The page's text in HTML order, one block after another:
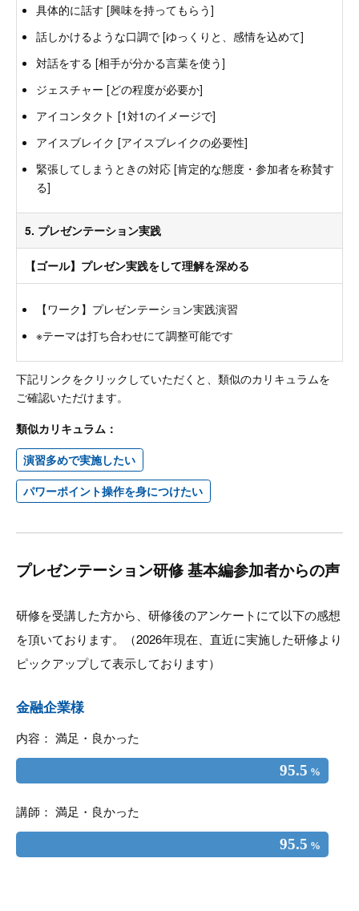
具体的に話す [興味を持ってもらう]
話しかけるような口調で [ゆっくりと、感情を込めて]
対話をする [相手が分かる言葉を使う]
ジェスチャー [どの程度が必要か]
アイコンタクト [1対1のイメージで]
アイスブレイク [アイスブレイクの必要性]
緊張してしまうときの対応 [肯定的な態度・参加者を称賛す
る]
5. プレゼンテーション実践
【ゴール】プレゼン実践をして理解を深める
【ワーク】プレゼンテーション実践演習
※テーマは打ち合わせにて調整可能です
下記リンクをクリックしていただくと、類似のカリキュラムを
ご確認いただけます。
類似カリキュラム：
演習多めで実施したい
パワーポイント操作を身につけたい
プレゼンテーション研修 基本編参加者からの声
研修を受講した方から、研修後のアンケートにて以下の感想
を頂いております。（2026年現在、直近に実施した研修より
ピックアップして表示しております）
金融企業様
内容： 満足・良かった
95.5 %
講師： 満足・良かった
95.5 %